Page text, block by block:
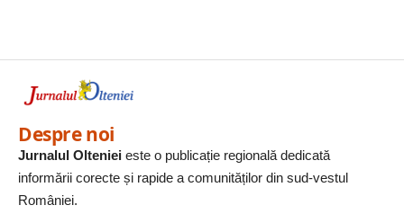
Despre noi
Jurnalul Olteniei este o publicație regională dedicată
informării corecte și rapide a comunităților din sud-vestul
României.